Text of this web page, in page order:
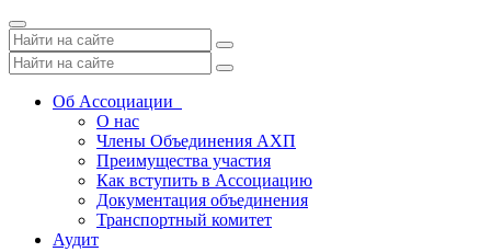
Toggle
navigation
Об Ассоциации
О нас
Члены Объединения АХП
Преимущества участия
Как вступить в Ассоциацию
Документация объединения
Транспортный комитет
Аудит